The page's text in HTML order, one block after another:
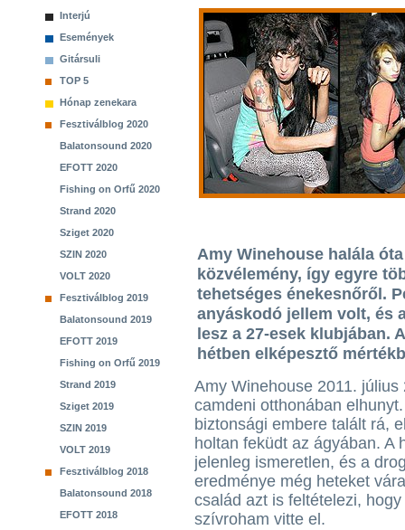
Interjú
Események
Gitársuli
TOP 5
Hónap zenekara
Fesztiválblog 2020
Balatonsound 2020
EFOTT 2020
Fishing on Orfű 2020
Strand 2020
Sziget 2020
SZIN 2020
VOLT 2020
Fesztiválblog 2019
Balatonsound 2019
EFOTT 2019
Fishing on Orfű 2019
Strand 2019
Sziget 2019
SZIN 2019
VOLT 2019
Fesztiválblog 2018
Balatonsound 2018
EFOTT 2018
Amy Winehouse halála
közvélemény, így egyre
tehetséges énekesnőről.
anyáskodó jellem volt, és
lesz a 27-esek klubjában.
hétben elképesztő
Amy Winehouse 2011. július
camdeni otthonában
biztonsági embere talált rá,
holtan feküdt az ágyában. A
jelenleg ismeretlen, és a
eredménye még heteket
család azt is feltételezi, hogy
szívroham vitte el.